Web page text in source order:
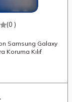
(0 )
Samsung Galaxy
Koruma Kılıf